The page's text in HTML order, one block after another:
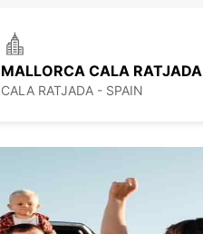
MALLORCA CALA RATJADA
CALA RATJADA - SPAIN
CIUDADELA - SPAIN